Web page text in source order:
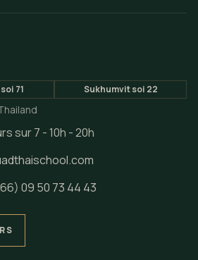
71 Sukhumvit soi 22
sur 7 - 10h - 20h
09 50 73 44 43